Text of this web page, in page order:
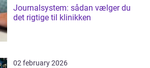
Journalsystem: sådan vælger du
det rigtige til klinikken
02 february 2026